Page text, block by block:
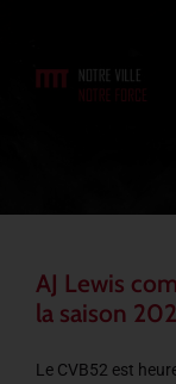
AJ Lewis
la saison
Le CVB52 est